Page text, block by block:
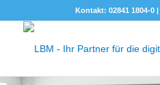
Kontakt: 02841 1804-0 |